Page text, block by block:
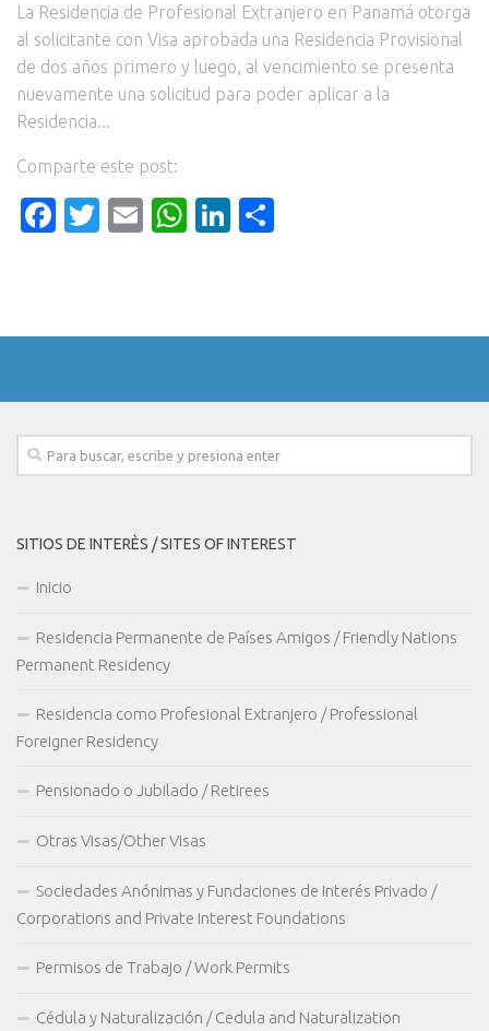
La Residencia de Profesional Extranjero en Panamá otorga
al solicitante con Visa aprobada una Residencia Provisional
de dos años primero y luego, al vencimiento se presenta
nuevamente una solicitud para poder aplicar a la
Residencia...
Comparte este post:
Facebook
Twitter
EmailWhatsApp
LinkedIn
SITIOS DE INTERÈS / SITES OF INTEREST
Inicio
Residencia Permanente de Países Amigos / Friendly Nations
Permanent Residency
Residencia como Profesional Extranjero / Professional
Foreigner Residency
Pensionado o Jubilado / Retirees
Otras Visas/Other Visas
Sociedades Anónimas y Fundaciones de Interés Privado /
Corporations and Private Interest Foundations
Permisos de Trabajo / Work Permits
Cédula y Naturalización / Cedula and Naturalization